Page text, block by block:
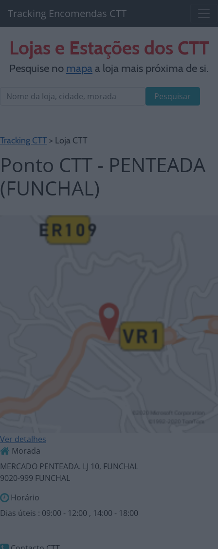
Tracking Encomendas CTT
Lojas e Estações dos CTT
Pesquise no mapaa loja mais próxima de si.
Pesquisar
Tracking CTT > Loja CTT
Ponto CTT - PENTEADA
(FUNCHAL)
Ver detalhes
Morada
MERCADO PENTEADA. LJ 10, FUNCHAL
9020-999 FUNCHAL
Horário
Dias úteis : 09:00 - 12:00 , 14:00 - 18:00